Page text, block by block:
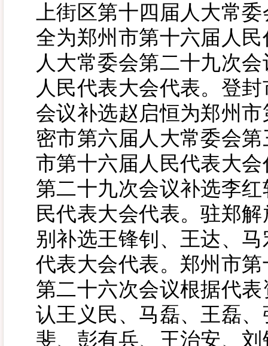
上街区第十四届人大常
全为郑州市第十六届人
人大常委会第二十九次
人民代表大会代表。登
会议补选赵启恒为郑州
密市第六届人大常委会
市第十六届人民代表大
第二十九次会议补选李
民代表大会代表。驻郑
别补选王锋钊、王达、
代表大会代表。郑州市
第二十六次会议根据代
认王义民、马磊、王磊
斐、彭有兵、王治安、